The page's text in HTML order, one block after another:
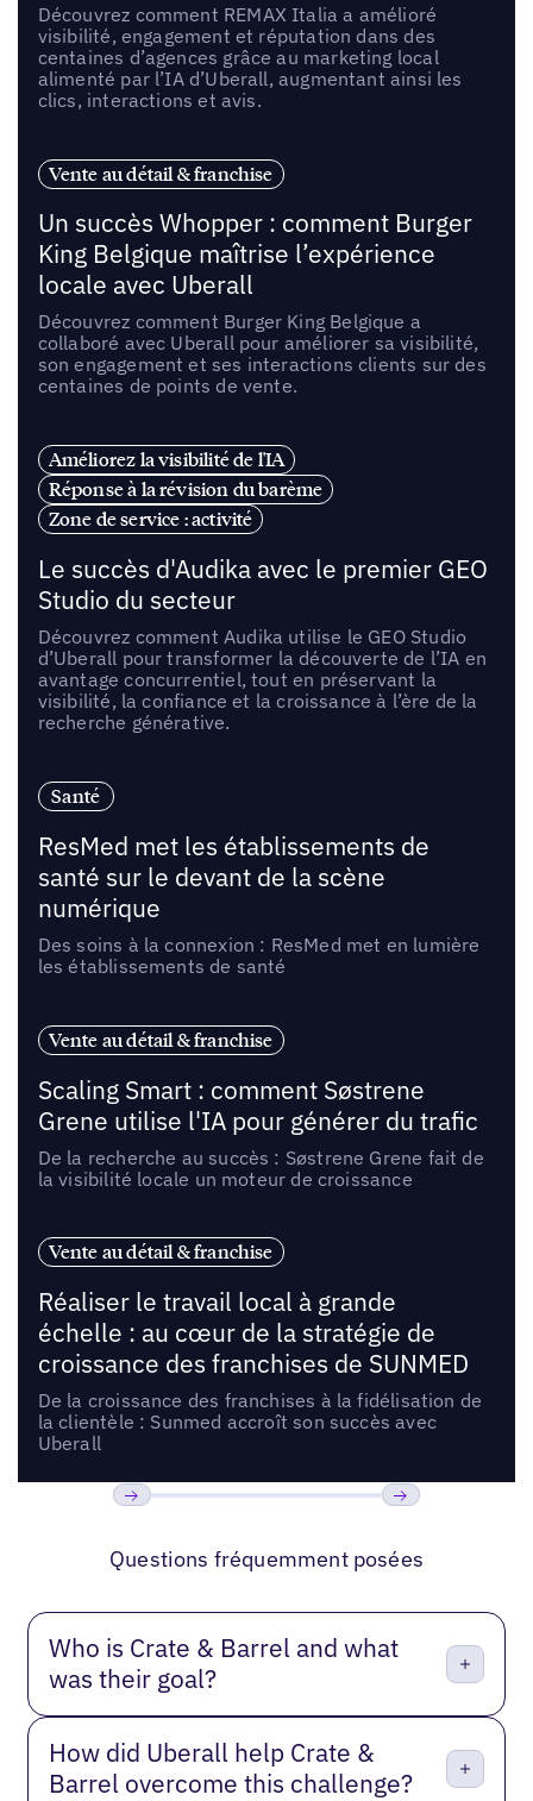
Découvrez comment REMAX Italia a amélioré
visibilité, engagement et réputation dans des
centaines d’agences grâce au marketing local
alimenté par l’IA d’Uberall, augmentant ainsi les
clics, interactions et avis.
Vente au détail & franchise
Un succès Whopper : comment Burger
King Belgique maîtrise l’expérience
locale avec Uberall
Découvrez comment Burger King Belgique a
collaboré avec Uberall pour améliorer sa visibilité,
son engagement et ses interactions clients sur des
centaines de points de vente.
Améliorez la visibilité de l'IA
Réponse à la révision du barème
Zone de service : activité
Le succès d'Audika avec le premier GEO
Studio du secteur
Découvrez comment Audika utilise le GEO Studio
d’Uberall pour transformer la découverte de l’IA en
avantage concurrentiel, tout en préservant la
visibilité, la confiance et la croissance à l’ère de la
recherche générative.
Santé
ResMed met les établissements de
santé sur le devant de la scène
numérique
Des soins à la connexion : ResMed met en lumière
les établissements de santé
Vente au détail & franchise
Scaling Smart : comment Søstrene
Grene utilise l'IA pour générer du trafic
De la recherche au succès : Søstrene Grene fait de
la visibilité locale un moteur de croissance
Vente au détail & franchise
Réaliser le travail local à grande
échelle : au cœur de la stratégie de
croissance des franchises de SUNMED
De la croissance des franchises à la fidélisation de
la clientèle : Sunmed accroît son succès avec
Uberall
Questions fréquemment posées
Who is Crate & Barrel and what
was their goal?
How did Uberall help Crate &
Barrel overcome this challenge?